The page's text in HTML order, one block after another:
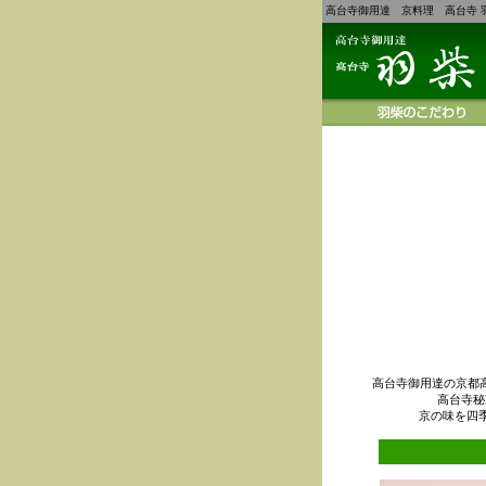
高台寺御用達 京料理 高台寺
高台寺御用達の京都
高台寺
京の味を四